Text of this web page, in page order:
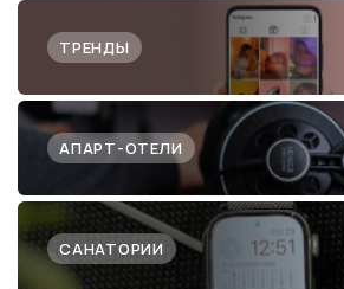
ТРЕНДЫ
АПАРТ-ОТЕЛИ
САНАТОРИИ